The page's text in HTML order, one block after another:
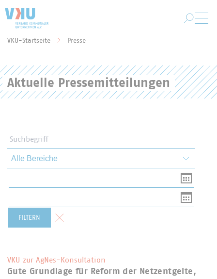
VKU-Startseite Presse
Aktuelle Pressemitteilungen
FILTERN Formular zurücksetzen
VKU zur AgNes-Konsultation
Gute Grundlage für Reform der Netzentgelte,